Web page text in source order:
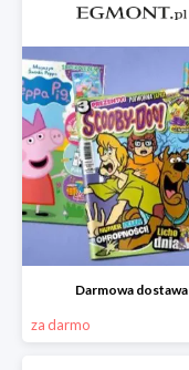
Darmowa dostawa
za darmo